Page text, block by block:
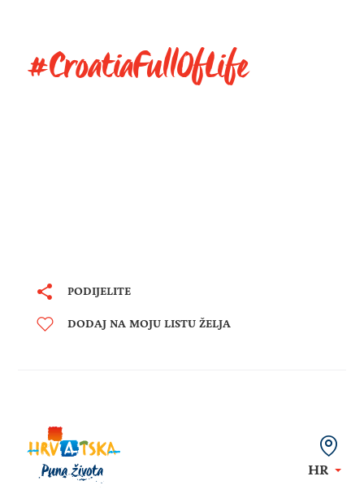
#CroatiaFullOfLife
PODIJELITE
DODAJ NA MOJU LISTU ŽELJA
HR